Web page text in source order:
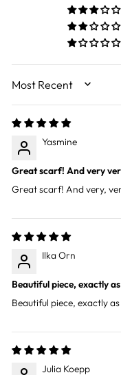
SORT BY
Yasmine
Great scarf! And very
Great scarf! And very,
Ilka Orn
Beautiful piece, exactly
Beautiful piece, exactly
Julia Koepp